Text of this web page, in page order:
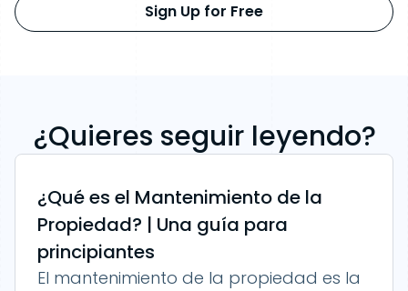
Sign Up for Free
¿Quieres seguir leyendo?
¿Qué es el Mantenimiento de la
Propiedad? | Una guía para
principiantes
El mantenimiento de la propiedad es la